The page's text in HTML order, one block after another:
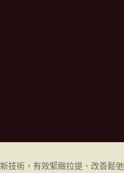
技術，有效緊緻拉提、改善鬆